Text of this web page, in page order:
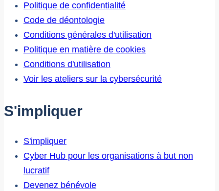
Politique de confidentialité
Code de déontologie
Conditions générales d'utilisation
Politique en matière de cookies
Conditions d'utilisation
Voir les ateliers sur la cybersécurité
S'impliquer
S'impliquer
Cyber Hub pour les organisations à but non
lucratif
Devenez bénévole